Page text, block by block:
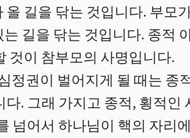
길을 닦는 것입니다. 부모
길을 닦는 것입니다. 종적
것이 참부모의 사명입니다.
정권이 벌어지게 될 때는 종
. 그래 가지고 종적, 횡적인
넘어서 하나님이 핵의 자리